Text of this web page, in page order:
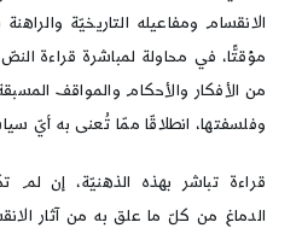
الانقسام ومفاعيله التاريخيّة
مؤقتًّا، في محاولة لمباشرة قراءة
من الأفكار والأحكام والمواقف
وفلسفتها، انطلاقّا ممّا تُعنى به أيّ
قراءة تباشر بهذه الذهنيّة، إن
الدماغ من كلّ ما علق به من آثار